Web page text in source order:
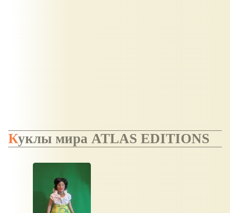
Куклы мира ATLAS EDITIONS